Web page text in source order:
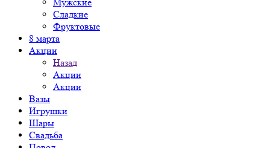
Сладкие
Фруктовые
8 марта
Акции
Назад
Акции
Акции
Вазы
Игрушки
Шары
Свадьба